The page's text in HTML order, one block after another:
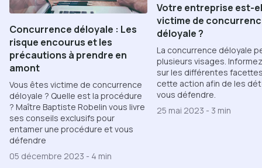
Concurrence déloyale : Les
risque encourus et les
précautions à prendre en
amont
Vous êtes victime de concurrence
déloyale ? Quelle est la procédure
? Maître Baptiste Robelin vous livre
ses conseils exclusifs pour
entamer une procédure et vous
défendre
05 décembre 2023 - 4 min
Votre entreprise est-
victime de
déloyale ?
La concurrence déloyale
plusieurs visages.
sur les différentes
cette action afin de les
vous défendre.
25 mai 2023 - 3 min